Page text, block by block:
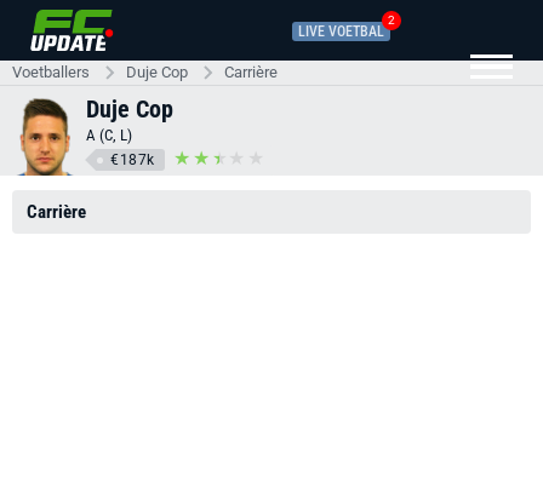
LIVE VOETBAL
2
Voetballers Duje Cop Carrière
Duje Cop
A (C, L)
€187k
Carrière